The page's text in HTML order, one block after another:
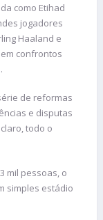
como Etihad
jogadores
Haaland e
confrontos
de reformas
e disputas
todo o
mil pessoas, o
simples estádio